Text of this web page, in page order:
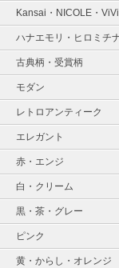
Kansai・NICOLE・
ハナエモリ・ヒロミチ
古典柄・受賞柄
モダン
レトロアンティーク
エレガント
赤・エンジ
白・クリーム
黒・茶・グレー
ピンク
黄・からし・オレンジ